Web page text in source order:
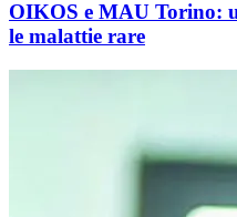
OIKOS e MAU Torino:
le malattie rare